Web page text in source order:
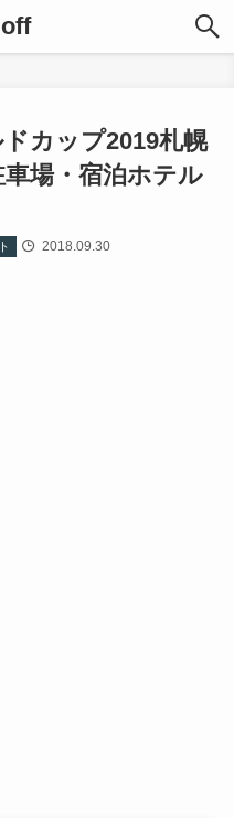
カップ2019札幌
場・宿泊ホテル
2018.09.30